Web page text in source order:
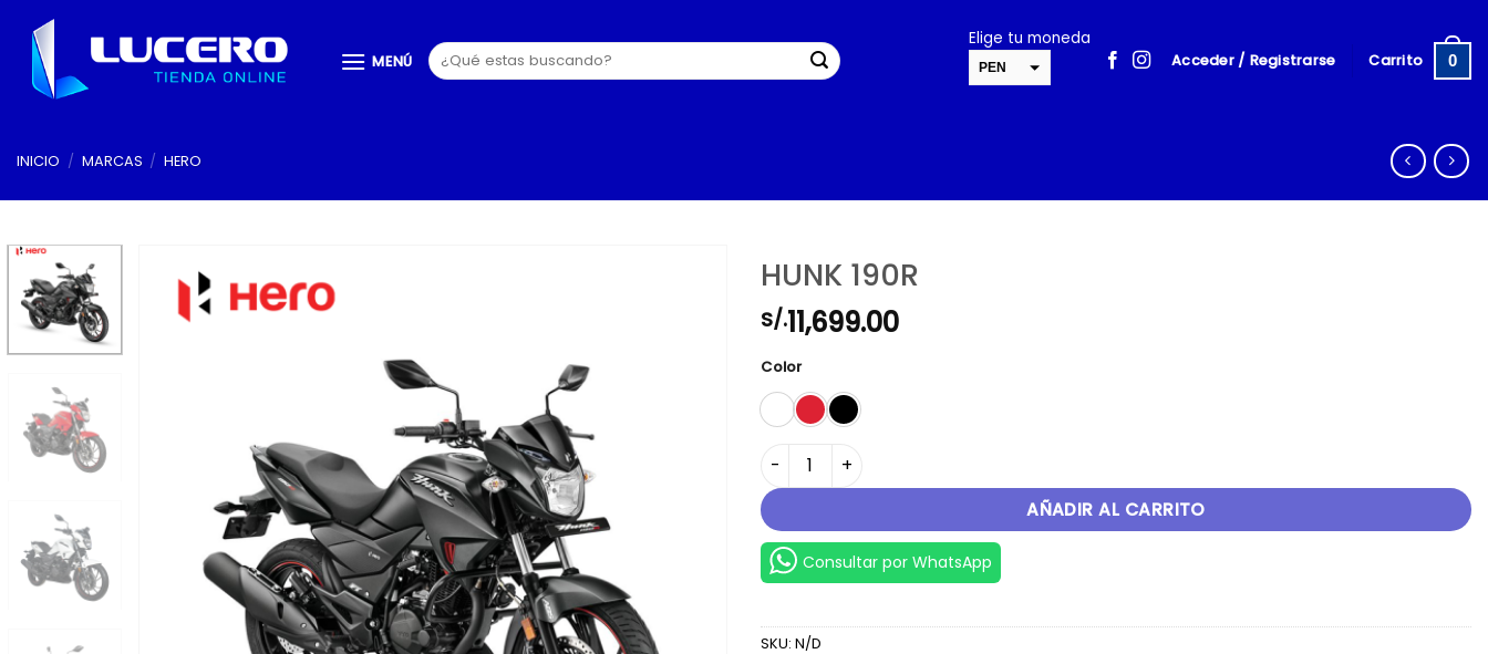
contenido
MENÚ
Buscar
por:
Elige tu moneda
PEN Acceder / Registrarse Carrito 0
INICIO / MARCAS / HERO
HUNK 190R
S/.11,699.00
Color
HUNK 190R cantidad
AÑADIR AL CARRITO
Consultar por WhatsApp
SKU: N/D